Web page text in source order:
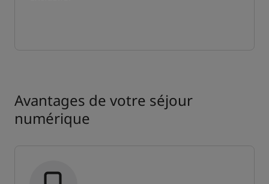
Avantages de votre séjour
numérique